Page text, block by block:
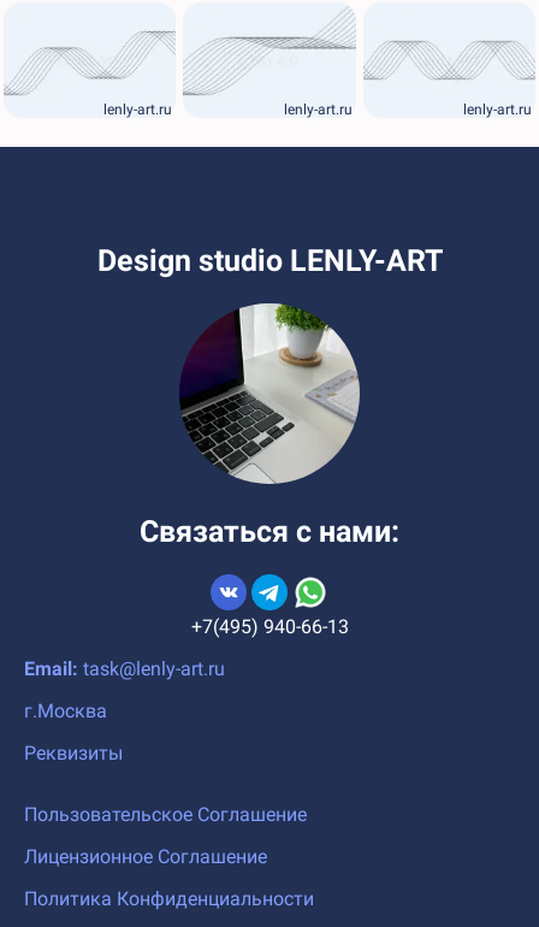
lenly-art.ru lenly-art.ru lenly-art.ru
Design studio LENLY-ART
Связаться с нами:
+7(495) 940-66-13
Email: task@lenly-art.ru
г.Москва
Реквизиты
Пользовательское Соглашение
Лицензионное Соглашение
Политика Конфиденциальности